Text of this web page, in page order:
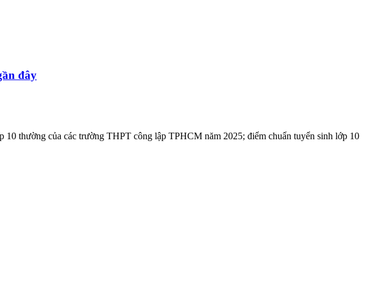
đây
thường của các trường THPT công lập TPHCM năm 2025; điểm chuẩn tuyển sinh lớp 10